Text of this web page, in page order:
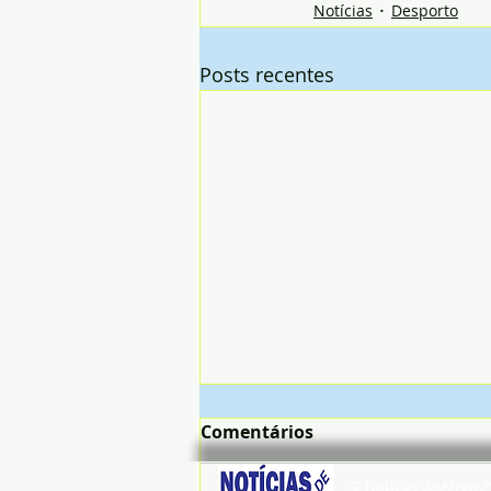
Notícias Desporto
Posts recentes
Comentários